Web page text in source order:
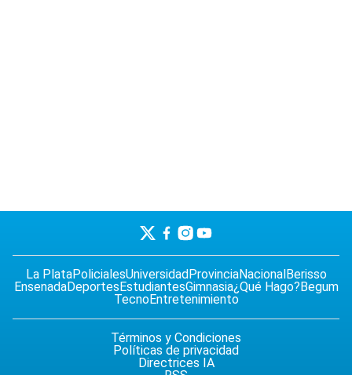
La PlataPolicialesUniversidad ProvinciaNacional Berisso
EnsenadaDeportes EstudiantesGimnasia¿Qué Hago? Begum
TecnoEntretenimiento
Términos y Condiciones
Políticas de privacidad
Directrices IA